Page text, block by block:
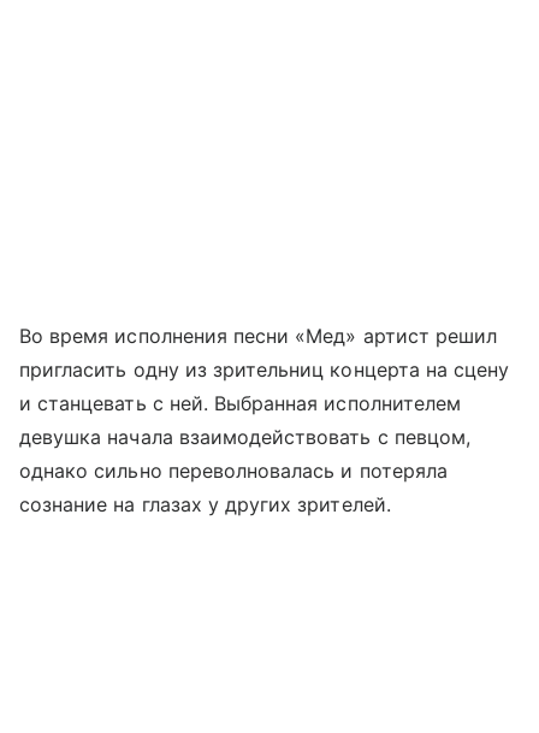
Во время исполнения песни «Мед» артист решил
пригласить одну из зрительниц концерта на сцену
и станцевать с ней. Выбранная исполнителем
девушка начала взаимодействовать с певцом,
однако сильно переволновалась и потеряла
сознание на глазах у других зрителей.